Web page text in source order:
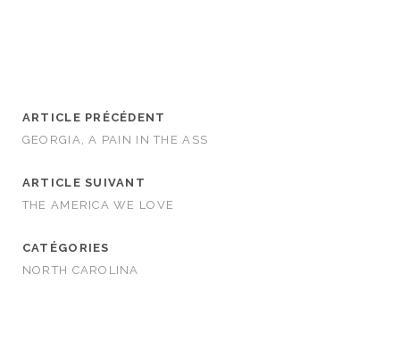
ARTICLE PRÉCÉDENT
GEORGIA, A PAIN IN THE ASS
ARTICLE SUIVANT
THE AMERICA WE LOVE
CATÉGORIES
NORTH CAROLINA